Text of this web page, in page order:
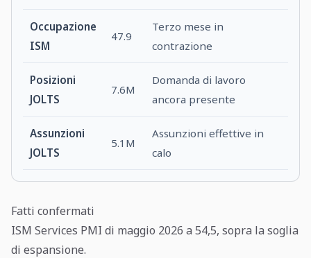
Occupazione
ISM
47.9
Terzo mese in
contrazione
Posizioni
JOLTS
7.6M
Domanda di lavoro
ancora presente
Assunzioni
JOLTS
5.1M
Assunzioni effettive in
calo
Fatti confermati
ISM Services PMI di maggio 2026 a 54,5, sopra la soglia
di espansione.